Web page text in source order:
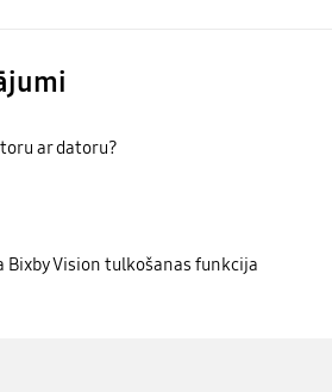
ar datoru?
Bixby Vision tulkošanas funkcija